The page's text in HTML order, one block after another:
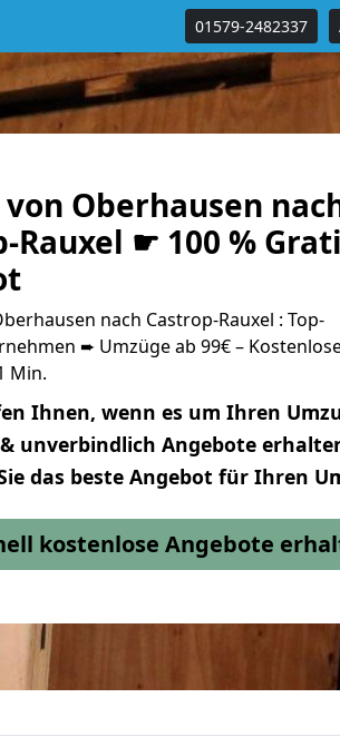
01579-2482337
Oberhausen
Rauxel ☛ 100 %
nach Castrop-Rauxel : Top-
➨ Umzüge ab 99€ –
Min.
Ihnen, wenn es um Ihren
unverbindlich Angebote
das beste Angebot für Ihren
kostenlose Angebote